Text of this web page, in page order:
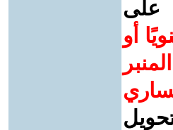
على
سنويًا أو